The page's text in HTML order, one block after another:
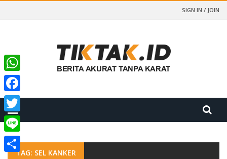
SIGN IN / JOIN
TAG: SEL KANKER
WhatsApp
Facebook
Twitter
Line